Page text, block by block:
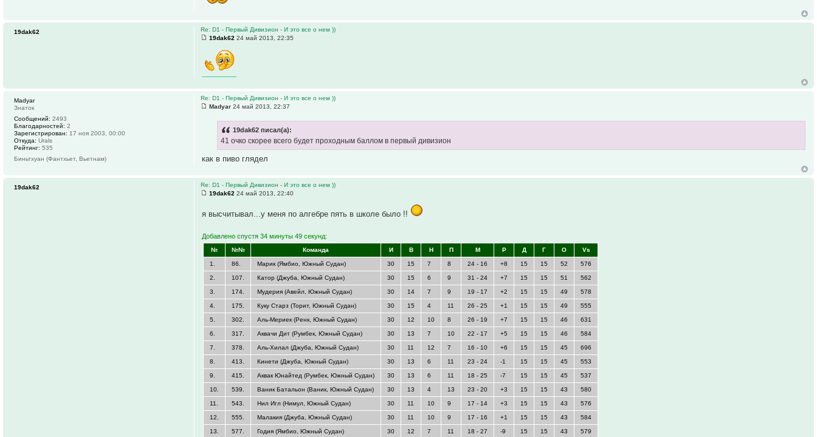
Re: D1 - Первый Дивизион - И это все о нем ))
19dak62 24 май 2013, 22:35
19dak62
Re: D1 - Первый Дивизион - И это все о нем ))
Madyar 24 май 2013, 22:37
19dak62 писал(а):
41 очко скорее всего будет проходным баллом в первый дивизион
как в пиво глядел
Madyar
Знаток
Сообщений: 2493
Благодарностей: 2
Зарегистрирован: 17 ноя 2003, 00:00
Откуда: Urals
Рейтинг: 535
Биньтхуан (Фантхьет, Вьетнам)
Re: D1 - Первый Дивизион - И это все о нем ))
19dak62 24 май 2013, 22:40
я высчитывал...у меня по алгебре пять в школе было !!
Добавлено спустя 34 минуты 49 секунд:
№ №№ Команда И В Н П М Р Д Г О Vs
1. 86. Марик (Ямбио, Южный Судан) 30 15 7 8 24 - 16 +8 15 15 52 576
2. 107. Катор (Джуба, Южный Судан) 30 15 6 9 31 - 24 +7 15 15 51 562
3. 174. Мудерия (Авейл, Южный Судан) 30 14 7 9 19 - 17 +2 15 15 49 578
4. 175. Куку Старз (Торит, Южный Судан) 30 15 4 11 26 - 25 +1 15 15 49 555
5. 302. Аль-Мериек (Ренк, Южный Судан) 30 12 10 8 26 - 19 +7 15 15 46 631
6. 317. Аквачи Дит (Румбек, Южный Судан) 30 13 7 10 22 - 17 +5 15 15 46 584
7. 378. Аль-Хилал (Джуба, Южный Судан) 30 11 12 7 16 - 10 +6 15 15 45 696
8. 413. Кинети (Джуба, Южный Судан) 30 13 6 11 23 - 24 -1 15 15 45 553
9. 415. Аквак Юнайтед (Румбек, Южный Судан) 30 13 6 11 18 - 25 -7 15 15 45 537
10. 539. Ваник Батальон (Ваник, Южный Судан) 30 13 4 13 23 - 20 +3 15 15 43 580
11. 543. Нил Игл (Нимул, Южный Судан) 30 11 10 9 17 - 14 +3 15 15 43 576
12. 555. Малакия (Джуба, Южный Судан) 30 11 10 9 17 - 16 +1 15 15 43 584
13. 577. Годия (Ямбио, Южный Судан) 30 12 7 11 18 - 27 -9 15 15 43 579
19dak62